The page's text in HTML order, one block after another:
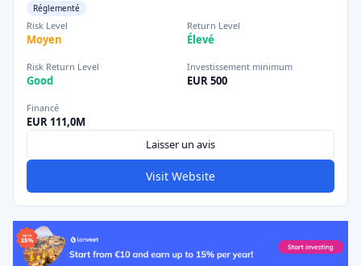
Réglementé
Risk Level
Moyen
Return Level
Élevé
Risk Return Level
Good
Investissement minimum
EUR 500
Financé
EUR 111,0M
Laisser un avis
Visit Website